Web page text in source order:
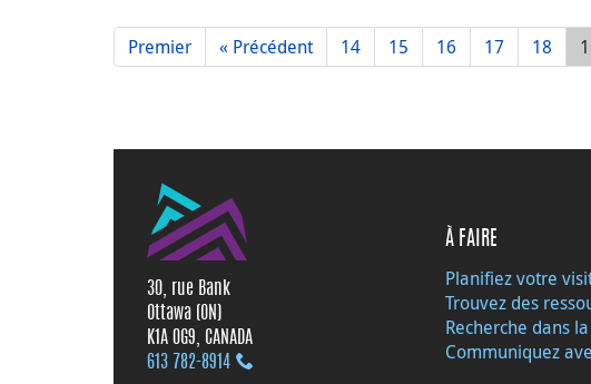
Premier « Précédent 14 15 16 17 18
30, rue Bank
Ottawa (ON)
K1A 0G9, CANADA
613 782‑8914
À FAIRE
Planifiez votre
Trouvez des
Recherche dans
Communiquez